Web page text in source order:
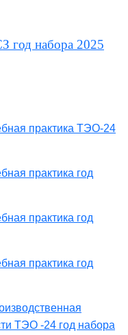
набора 2025
практика ТЭО-24
практика год
практика год
практика год
ТЭО -24 год набора